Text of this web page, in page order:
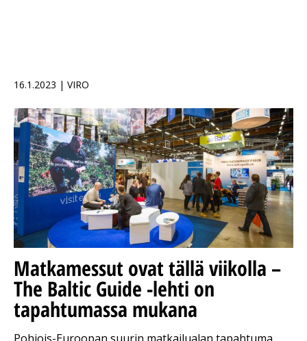
16.1.2023 | VIRO
Matkamessut ovat tällä viikolla –
The Baltic Guide -lehti on
tapahtumassa mukana